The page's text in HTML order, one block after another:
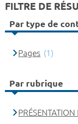
FILTRE DE
Par type de
Pages (1)
Par rubrique
PRÉSENTATION